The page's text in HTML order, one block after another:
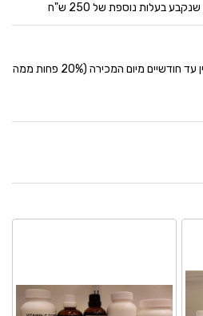
בעלות נוספת של 250 ש"ח
החזרות של מוצרים סגורים לחלוטין עד חודשיים מיום המכירה (20% פחות ממה